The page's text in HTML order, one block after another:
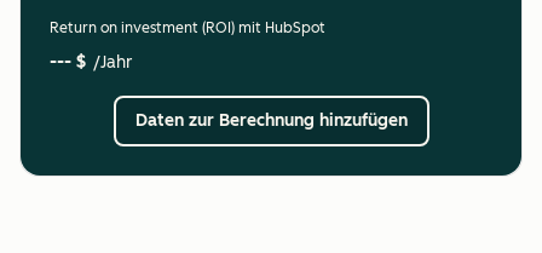
Return on investment (ROI) mit HubSpot
--- $ /Jahr
Daten zur Berechnung hinzufügen